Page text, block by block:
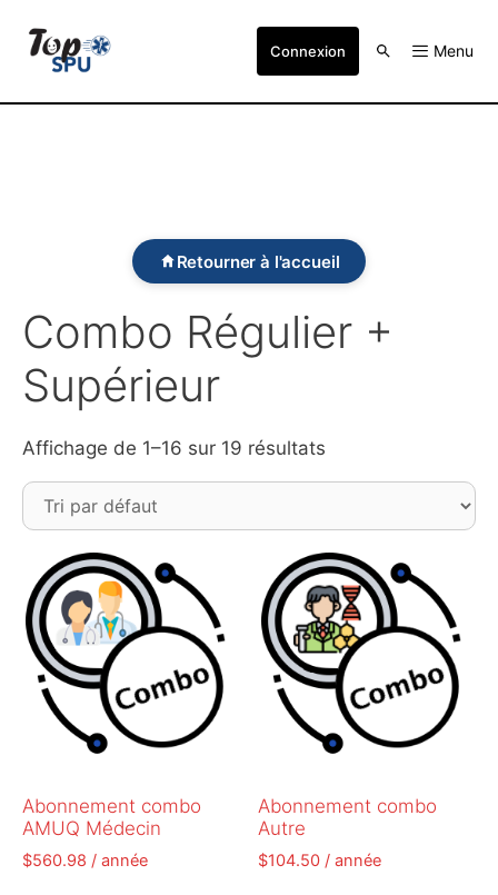
Connexion Menu
Retourner à l'accueil
Combo Régulier +
Supérieur
Affichage de 1–16 sur 19 résultats
Abonnement combo
AMUQ Médecin
$560.98 / année
Abonnement combo
Autre
$104.50 / année